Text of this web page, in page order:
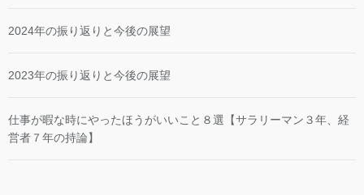
2024年の振り返りと今後の展望
2023年の振り返りと今後の展望
仕事が暇な時にやったほうがいいこと８選【サラリーマン３年、経
営者７年の持論】